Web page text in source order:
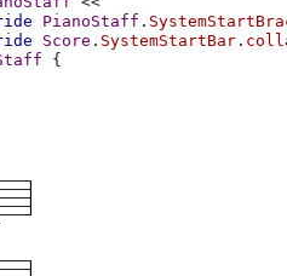
PianoStaff .
Score . SystemStartBar .
{